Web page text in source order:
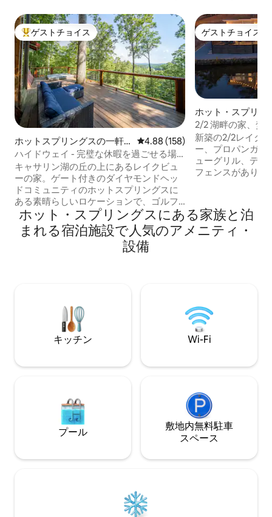
大好評のゲストチョイスです。
ゲストチョイス
ホットスプリングスの一軒
家
レビュー158件、5つ星中4.88つ
4.88 (158)
ハイドウェイ - 完璧な休暇を過ごせる場
所
キャサリン湖の丘の上にあるレイクビュ
ーの家。ゲート付きのダイヤモンドヘッ
ドコミュニティのホットスプリングスに
ある素晴らしいロケーションで、ゴルフ
コース、プール、テニス/バスケットボー
ルコートなどのアメニティをご利用いた
だけます！食品や必需品を購入できるデ
リストアが正面ゲートにあります。中は
カヤックを借りたり、ハイキングや探索
を楽しめます！ホットスプリングスのア
ップタウンまでわずか20分。素敵な休暇
が待っています！
ゲストチョイス
ゲストチョイス
ホット・スプリン
家
2/2 湖畔の家、焚
ームルーム！
新築の2/2レイク
ー、プロパンガス
ューグリル、デッ
フェンスがありま
Hideawayのゲス
ゲームルームは徒
ヤード台、シャ
ホット・スプリングスにある家族と泊
まれる宿泊施設で人気のアメニティ・
設備
キッチン Wi-Fi
プール
敷地内無料駐⁠車
ス⁠ペ⁠ー⁠ス